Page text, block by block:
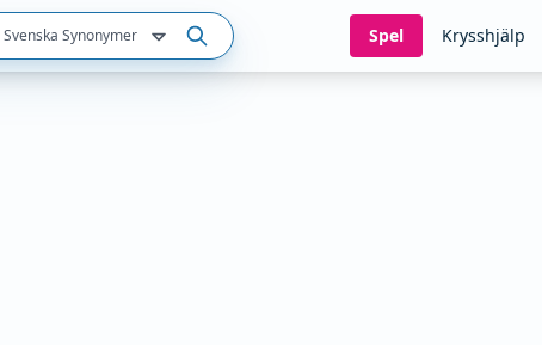
Svenska Synonymer Spel Krysshjälp